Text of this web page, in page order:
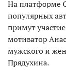
На платформе
популярных
примут
мотиватор
мужского и
Прядухина.